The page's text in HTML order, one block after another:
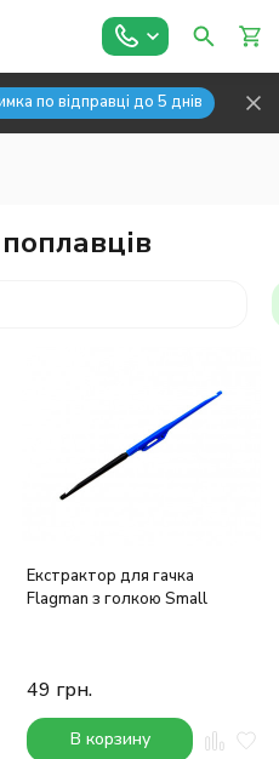
по відправці до 5 днів
Екстрактор для гачка
Flagman з голкою Small
49 грн.
В корзину